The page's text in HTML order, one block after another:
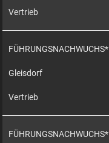
Vertrieb
FÜHRUNGSNACHWUCHS*
Gleisdorf
Vertrieb
FÜHRUNGSNACHWUCHS*